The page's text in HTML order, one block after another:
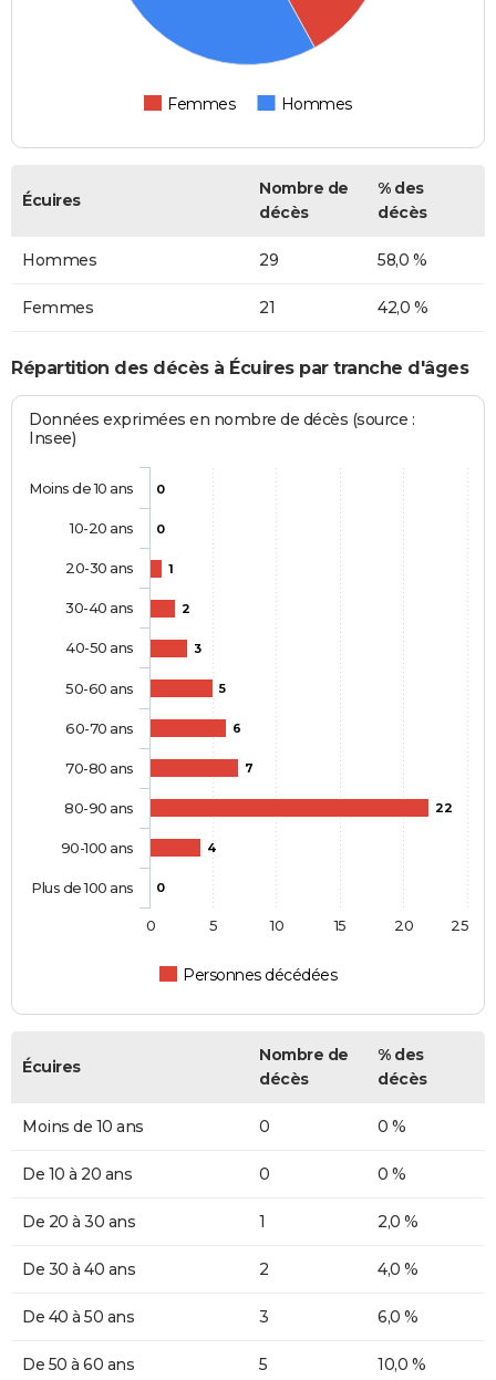
Femmes Hommes
Écuires
Nombre de
décès
% des
décès
Hommes 29 58,0 %
Femmes 21 42,0 %
Répartition des décès à Écuires par tranche d'âges
Données exprimées en nombre de décès (source :
Insee)
0
0
1
2
3
5
6
7
22
4
0
Personnes décédées
Moins de 10 ans
10-20 ans
20-30 ans
30-40 ans
40-50 ans
50-60 ans
60-70 ans
70-80 ans
80-90 ans
90-100 ans
Plus de 100 ans
0 5 10 15 20 25
Écuires
Nombre de
décès
% des
décès
Moins de 10 ans 0 0 %
De 10 à 20 ans 0 0 %
De 20 à 30 ans 1 2,0 %
De 30 à 40 ans 2 4,0 %
De 40 à 50 ans 3 6,0 %
De 50 à 60 ans 5 10,0 %